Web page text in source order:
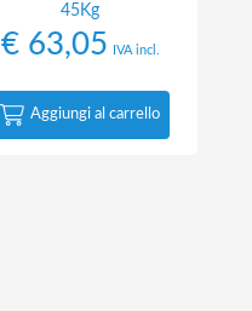
45Kg
€63,05 IVA incl.
Aggiungi al carrello